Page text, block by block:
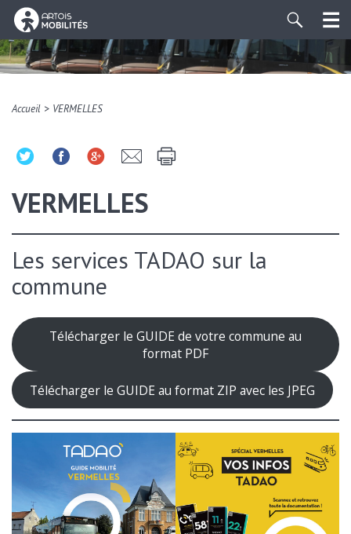
Accueil > VERMELLES
VERMELLES
Les services TADAO sur la
commune
Télécharger le GUIDE de votre commune au
format PDF
Télécharger le GUIDE au format ZIP avec les JPEG